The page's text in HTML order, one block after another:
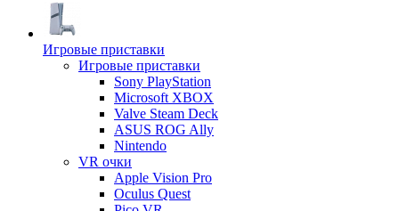
Игровые приставки
Игровые приставки
Sony PlayStation
Microsoft XBOX
Valve Steam Deck
ASUS ROG Ally
Nintendo
VR очки
Apple Vision Pro
Oculus Quest